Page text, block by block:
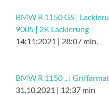
BMW R 1150 GS |
9005 | 2K Lackierung
14:11:2021 | 28:07 min.
BMW R 1150 .. |
31.10.2021 | 12:37 min